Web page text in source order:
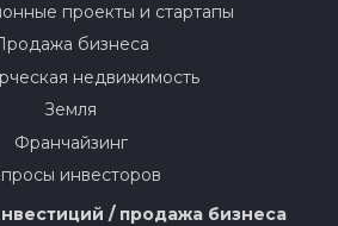
проекты и стартапы
бизнеса
недвижимость
Земля
Франчайзинг
инвесторов
/ продажа бизнеса